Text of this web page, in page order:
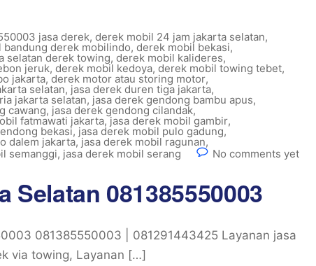
jasa derek, derek mobil 24 jam jakarta selatan,
bandung derek mobilindo, derek mobil bekasi,
selatan derek towing, derek mobil kalideres,
jeruk, derek mobil kedoya, derek mobil towing tebet,
jakarta,derek motor atau storing motor,
selatan, jasa derek duren tiga jakarta,
jakarta selatan, jasa derek gendong bambu apus,
cawang, jasa derek gendong cilandak,
fatmawati jakarta,jasa derek mobil gambir,
bekasi, jasa derek mobil pulo gadung,
dalem jakarta,jasa derek mobil ragunan,
semanggi, jasa derek mobil serang No comments yet
Selatan 081385550003
081385550003 | 081291443425 Layanan jasa
via towing, Layanan […]